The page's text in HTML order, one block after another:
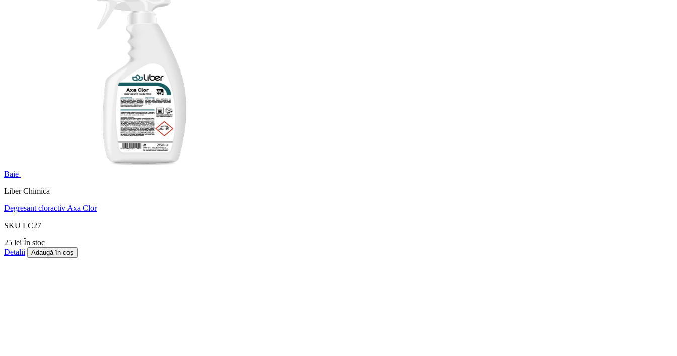
Baie
Liber Chimica
Degresant cloractiv Axa Clor
SKU LC27
25 lei În stoc
Detalii
Adaugă în coș